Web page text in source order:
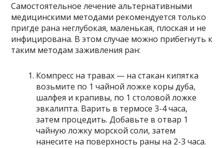
Самостоятельное лечение альтернативными
медицинскими методами рекомендуется только
пригде рана неглубокая, маленькая, плоская и не
инфицирована. В этом случае можно прибегнуть к
таким методам заживления ран:
Компресс на травах — на стакан кипятка
возьмите по 1 чайной ложке коры дуба,
шалфея и крапивы, по 1 столовой ложке
эвкалипта. Варить в термосе 3-4 часа,
затем процедить. Добавьте в отвар 1
чайную ложку морской соли, затем
нанесите на поверхность раны на 2-3 часа.